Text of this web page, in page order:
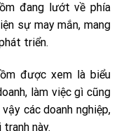
đang lướt về phía
sự may mắn, mang
triển.
được xem là biểu
làm việc gì cũng
các doanh nghiệp,
này.